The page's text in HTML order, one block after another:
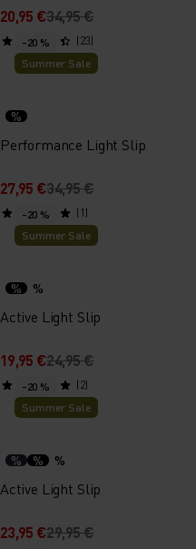
20,95 €34,95 €
(23)
-20 %
Summer Sale
%
Performance Light Slip
27,95 €34,95 €
(1)
-20 %
Summer Sale
% %
Active Light Slip
19,95 €24,95 €
(2)
-20 %
Summer Sale
% % %
Active Light Slip
23,95 €29,95 €